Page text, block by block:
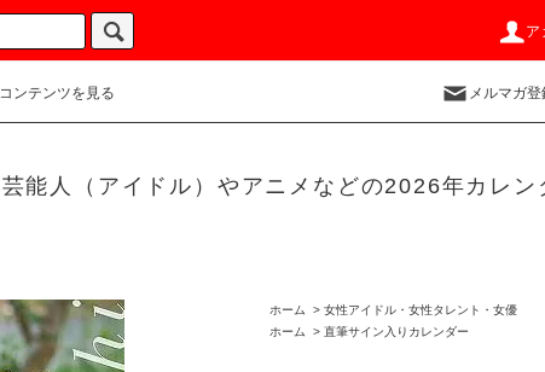
ア
コンテンツを見る メルマガ
芸能人（アイドル）やアニメなどの2026年カレン
ホーム > 女性アイドル・女性タレント・女優
ホーム
> 直筆サイン入りカレンダー